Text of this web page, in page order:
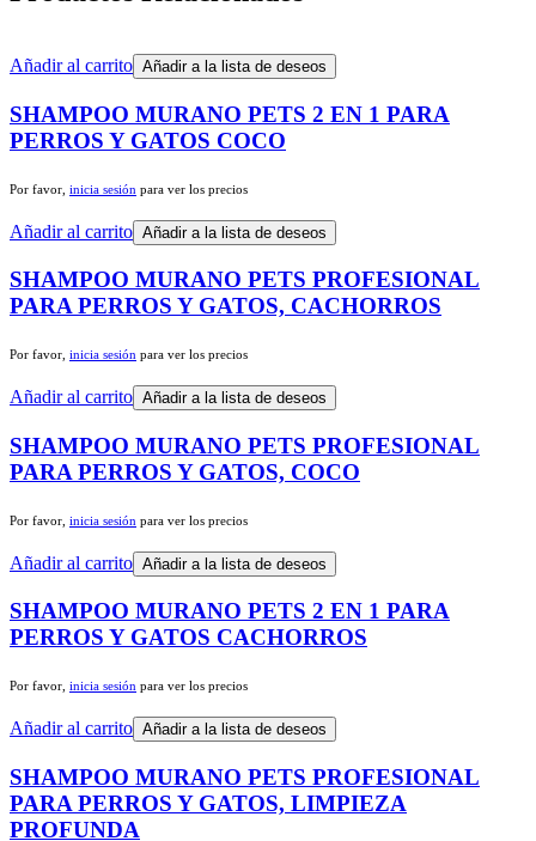
Añadir al carrito Añadir a la lista de deseos
SHAMPOO MURANO PETS 2 EN 1 PARA
PERROS Y GATOS COCO
Por favor, inicia sesión para ver los precios
Añadir al carrito Añadir a la lista de deseos
SHAMPOO MURANO PETS PROFESIONAL
PARA PERROS Y GATOS, CACHORROS
Por favor, inicia sesión para ver los precios
Añadir al carrito Añadir a la lista de deseos
SHAMPOO MURANO PETS PROFESIONAL
PARA PERROS Y GATOS, COCO
Por favor, inicia sesión para ver los precios
Añadir al carrito Añadir a la lista de deseos
SHAMPOO MURANO PETS 2 EN 1 PARA
PERROS Y GATOS CACHORROS
Por favor, inicia sesión para ver los precios
Añadir al carrito Añadir a la lista de deseos
SHAMPOO MURANO PETS PROFESIONAL
PARA PERROS Y GATOS, LIMPIEZA
PROFUNDA